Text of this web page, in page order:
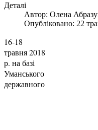
Деталі
Автор: Олена
Опубліковано: 22
16-18
травня 2018
р. на базі
Уманського
державного